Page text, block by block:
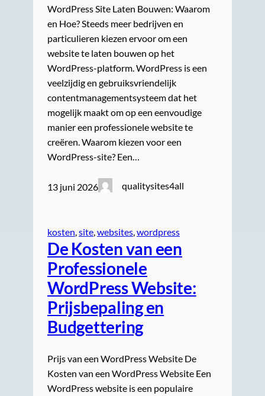
WordPress Site Laten Bouwen: Waarom
en Hoe? Steeds meer bedrijven en
particulieren kiezen ervoor om een
website te laten bouwen op het
WordPress-platform. WordPress is een
veelzijdig en gebruiksvriendelijk
contentmanagementsysteem dat het
mogelijk maakt om op een eenvoudige
manier een professionele website te
creëren. Waarom kiezen voor een
WordPress-site? Een…
13 juni 2026 qualitysites4all
kosten, site, websites, wordpress
De Kosten van een
Professionele
WordPress Website:
Prijsbepaling en
Budgettering
Prijs van een WordPress Website De
Kosten van een WordPress Website Een
WordPress website is een populaire